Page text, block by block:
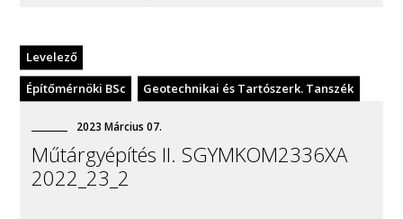
Építőmérnöki BSc Geotechnikai és Tartószerk. Tanszék
Levelező
2023 Március 07.
Műtárgyépítés II. SGYMKOM2336XA
2022_23_2